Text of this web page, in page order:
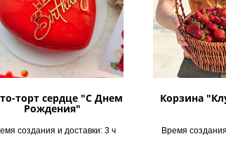
торт сердце "С Днем
Рождения"
создания и доставки: 3 ч
Корзина
Время